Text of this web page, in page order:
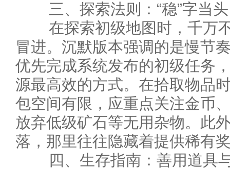
三、探索法则：“稳”字当头
在探索初级地图时，千万
冒进。沉默版本强调的是慢节
优先完成系统发布的初级任务
源最高效的方式。在拾取物品
包空间有限，应重点关注金币
放弃低级矿石等无用杂物。此
落，那里往往隐藏着提供稀有
四、生存指南：善用道具